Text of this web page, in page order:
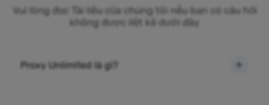
Vui lòng đọc Tài liệu của chúng tôi nếu bạn có câu hỏi
không được liệt kê dưới đây
Proxy Unlimited là gì?